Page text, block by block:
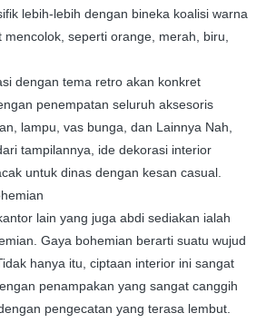
lebih-lebih dengan bineka koalisi warna
mencolok, seperti orange, merah, biru,
dengan tema retro akan konkret
penempatan seluruh aksesoris
lampu, vas bunga, dan Lainnya Nah,
tampilannya, ide dekorasi interior
untuk dinas dengan kesan casual.
lain yang juga abdi sediakan ialah
Gaya bohemian berarti suatu wujud
hanya itu, ciptaan interior ini sangat
penampakan yang sangat canggih
pengecatan yang terasa lembut.